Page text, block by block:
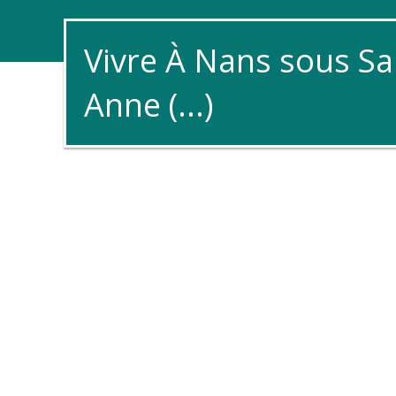
Vivre À Nans sous
Anne (...)